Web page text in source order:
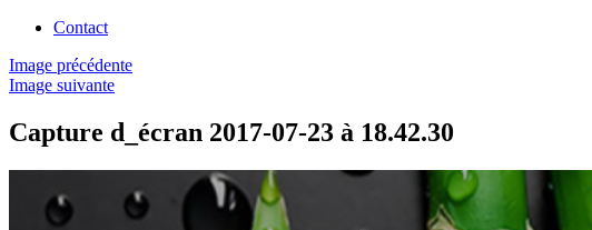
Contact
Image précédente
Image suivante
Capture d_écran 2017-07-23 à 18.42.30